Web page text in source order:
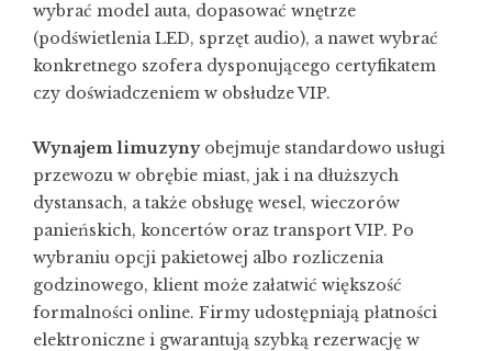
wybrać model auta, dopasować wnętrze
(podświetlenia LED, sprzęt audio), a nawet wybrać
konkretnego szofera dysponującego certyfikatem
czy doświadczeniem w obsłudze VIP.
Wynajem limuzynyobejmuje standardowo usługi
przewozu w obrębie miast, jak i na dłuższych
dystansach, a także obsługę wesel, wieczorów
panieńskich, koncertów oraz transport VIP. Po
wybraniu opcji pakietowej albo rozliczenia
godzinowego, klient może załatwić większość
formalności online. Firmy udostępniają płatności
elektroniczne i gwarantują szybką rezerwację w